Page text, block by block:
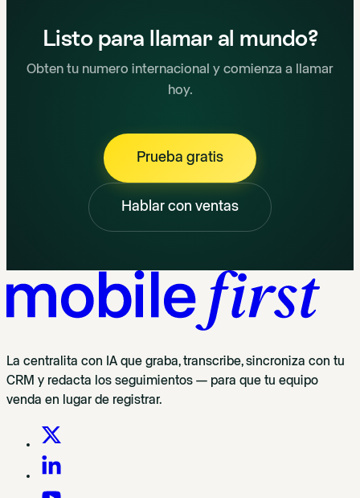
Listo para llamar al mundo?
Obten tu numero internacional y comienza a llamar
hoy.
Prueba gratis
Hablar con ventas
La centralita con IA que graba, transcribe, sincroniza con tu
CRM y redacta los seguimientos — para que tu equipo
venda en lugar de registrar.